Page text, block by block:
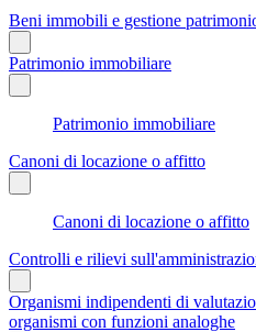
Beni immobili e gestione
Patrimonio immobiliare
Patrimonio immobiliare
Canoni di locazione o affitto
Canoni di locazione o affitto
Controlli e rilievi
Organismi indipendenti di
organismi con funzioni analoghe